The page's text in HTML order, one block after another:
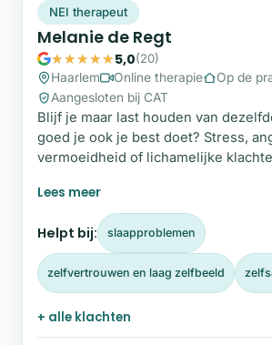
Snel beschikbaar
NEI therapeut
Melanie de Regt
5,0(20)
Haarlem
Online therapie
Op de
Aangesloten bij CAT
Blijf je maar last houden van
goed je ook je best doet? Stress,
vermoeidheid of lichamelijke
onder die klachten een emotionele
met je hoofd alleen niet kunt
je bij. Mijn naam is Melanie en ik ben
therapeut.
Helpt bij: slaapproblemen
zelfvertrouwen en laag zelfbeeld
+ alle klachten